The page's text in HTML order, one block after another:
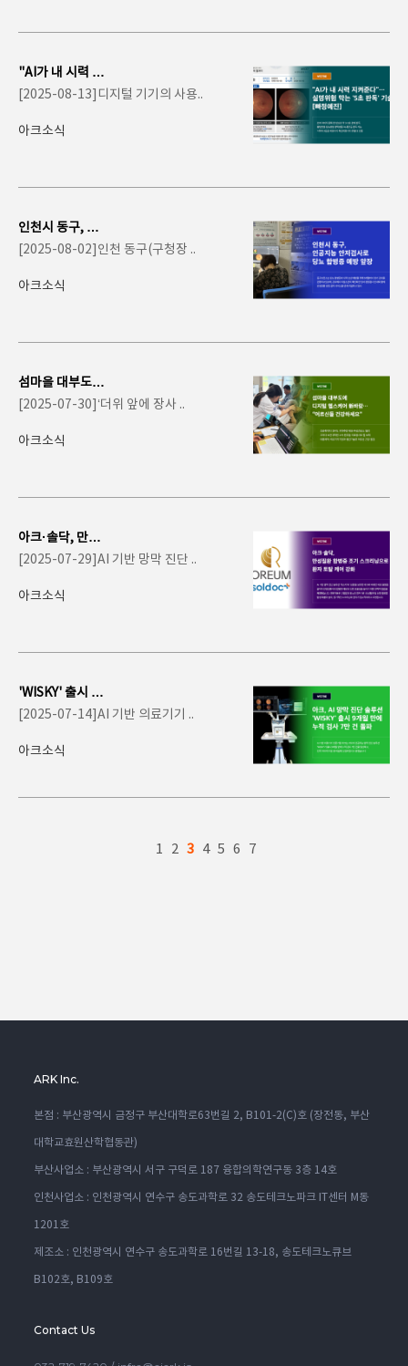
"AI가 내 시력 지
켜준다"…실명위
험 막는 &..
[2025-08-13]디지털 기기의 사용..
아크소식
인천시 동구, 인
공지능 안저검사
로 당뇨 합병증 예
방 ..
[2025-08-02]인천 동구(구청장 ..
아크소식
섬마을 대부도에
디지털 헬스케어
新바람…“어르신
들..
[2025-07-30]‘더위 앞에 장사 ..
아크소식
아크·솔닥, 만성
질환 합병증 조기
스크리닝으로 환
자..
[2025-07-29]AI 기반 망막 진단 ..
아크소식
'WISKY' 출시 9
개월 만에 누적 검
사 7만 건..
[2025-07-14]AI 기반 의료기기 ..
아크소식
1 2 3 4 5 6 7
ARK Inc.
본점 : 부산광역시 금정구 부산대학로63번길 2, B101-2(C)호 (장전동, 부산
대학교효원산학협동관)
부산사업소 : 부산광역시 서구 구덕로 187 융합의학연구동 3층 14호
인천사업소 : 인천광역시 연수구 송도과학로 32 송도테크노파크 IT센터 M동
1201호
제조소 : 인천광역시 연수구 송도과학로 16번길 13-18, 송도테크노큐브
B102호, B109호
Contact Us